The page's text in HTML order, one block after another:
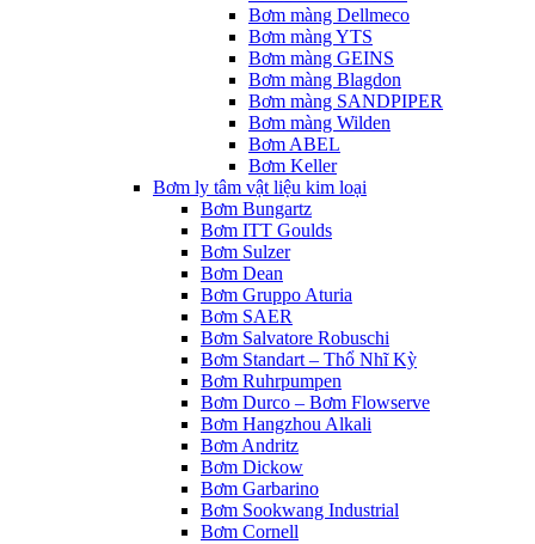
Bơm màng Dellmeco
Bơm màng YTS
Bơm màng GEINS
Bơm màng Blagdon
Bơm màng SANDPIPER
Bơm màng Wilden
Bơm ABEL
Bơm Keller
Bơm ly tâm vật liệu kim loại
Bơm Bungartz
Bơm ITT Goulds
Bơm Sulzer
Bơm Dean
Bơm Gruppo Aturia
Bơm SAER
Bơm Salvatore Robuschi
Bơm Standart – Thổ Nhĩ Kỳ
Bơm Ruhrpumpen
Bơm Durco – Bơm Flowserve
Bơm Hangzhou Alkali
Bơm Andritz
Bơm Dickow
Bơm Garbarino
Bơm Sookwang Industrial
Bơm Cornell